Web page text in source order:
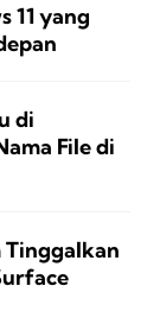
11 yang
di
File di